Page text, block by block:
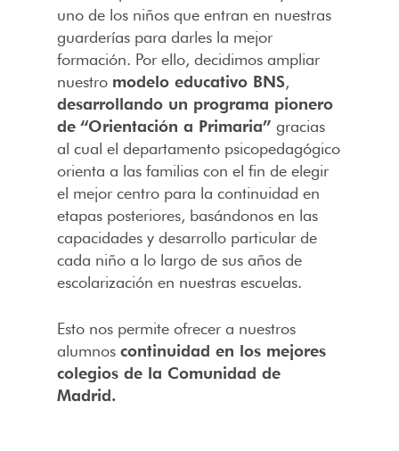
uno de los niños que entran en nuestras
guarderías para darles la mejor
formación. Por ello, decidimos ampliar
nuestro modelo educativo BNS,
desarrollando un programa pionero
de “Orientación a Primaria” gracias
al cual el departamento psicopedagógico
orienta a las familias con el fin de elegir
el mejor centro para la continuidad en
etapas posteriores, basándonos en las
capacidades y desarrollo particular de
cada niño a lo largo de sus años de
escolarización en nuestras escuelas.
Esto nos permite ofrecer a nuestros
alumnoscontinuidad en los mejores
colegios de la Comunidad de
Madrid.